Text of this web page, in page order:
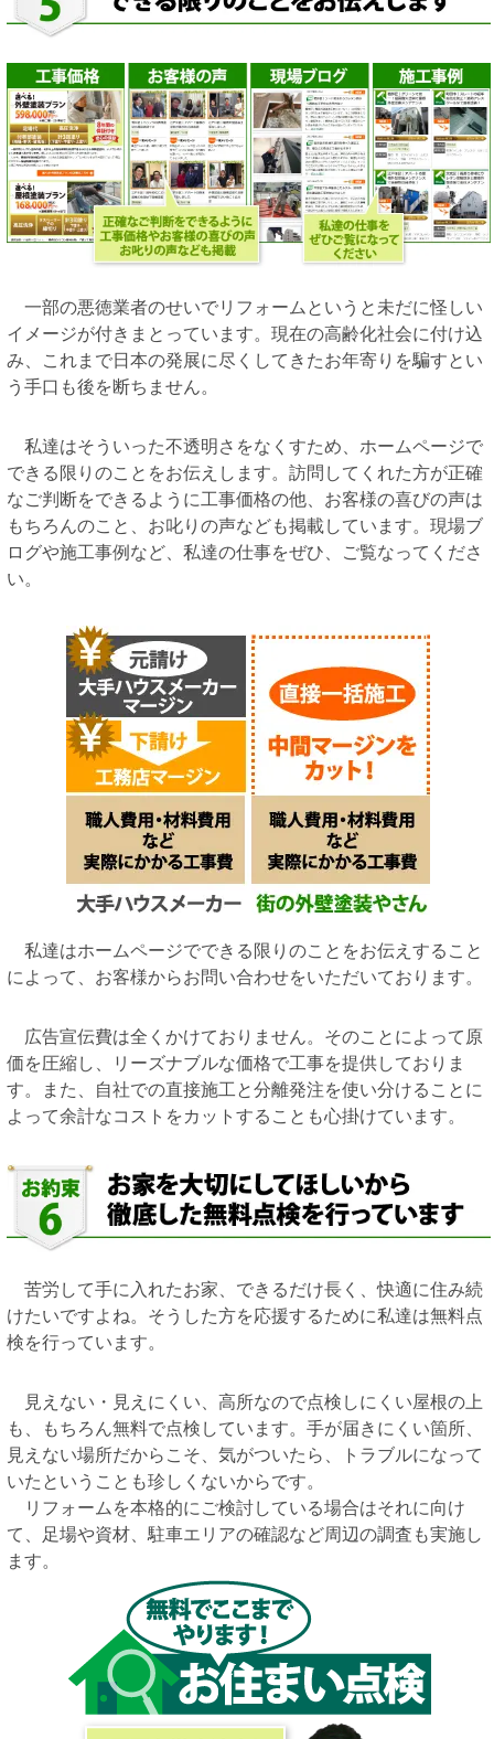
一部の悪徳業者のせいでリフォームというと未だに怪しい
イメージが付きまとっています。現在の高齢化社会に付け込
み、これまで日本の発展に尽くしてきたお年寄りを騙すとい
う手口も後を断ちません。
私達はそういった不透明さをなくすため、ホームページで
できる限りのことをお伝えします。訪問してくれた方が正確
なご判断をできるように工事価格の他、お客様の喜びの声は
もちろんのこと、お叱りの声なども掲載しています。現場ブ
ログや施工事例など、私達の仕事をぜひ、ご覧なってくださ
い。
私達はホームページでできる限りのことをお伝えすること
によって、お客様からお問い合わせをいただいております。
広告宣伝費は全くかけておりません。そのことによって原
価を圧縮し、リーズナブルな価格で工事を提供しておりま
す。また、自社での直接施工と分離発注を使い分けることに
よって余計なコストをカットすることも心掛けています。
苦労して手に入れたお家、できるだけ長く、快適に住み続
けたいですよね。そうした方を応援するために私達は無料点
検を行っています。
見えない・見えにくい、高所なので点検しにくい屋根の上
も、もちろん無料で点検しています。手が届きにくい箇所、
見えない場所だからこそ、気がついたら、トラブルになって
いたということも珍しくないからです。
リフォームを本格的にご検討している場合はそれに向け
て、足場や資材、駐車エリアの確認など周辺の調査も実施し
ます。